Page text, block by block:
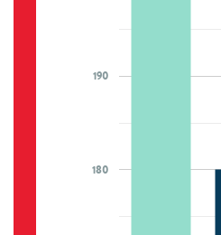
180
190